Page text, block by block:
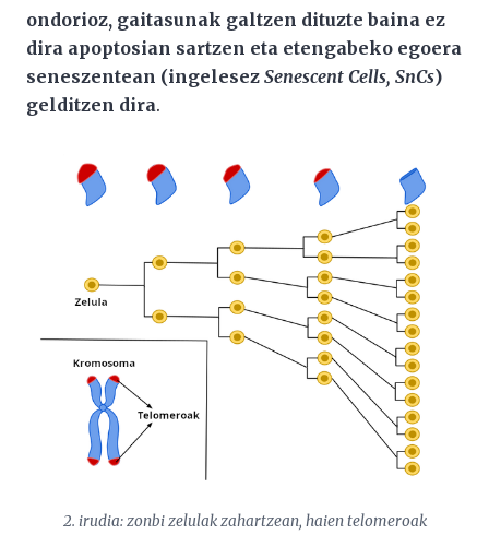
ondorioz, gaitasunak galtzen dituzte baina ez
dira apoptosian sartzen eta etengabeko egoera
seneszentean (ingelesez Senescent Cells, SnCs)
gelditzen dira.
2. irudia: zonbi zelulak zahartzean, haien telomeroak